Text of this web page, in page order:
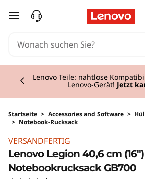
zum Hauptinhalt springen
Lenovo Teile: nahtlose
Lenovo-Gerät! Jetzt
Startseite > Accessories and Software >
> Notebook-Rucksack
VERSANDFERTIG
Lenovo Legion 40,6 cm
Notebookrucksack GB700